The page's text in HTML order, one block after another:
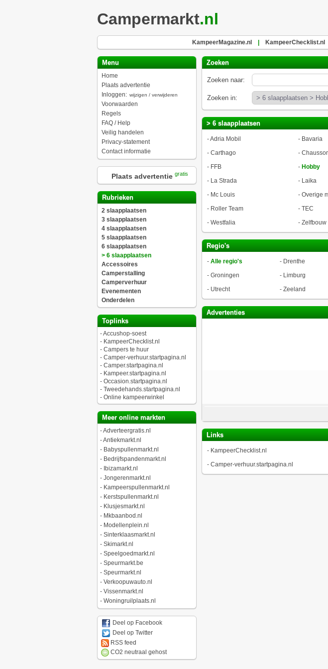
Campermarkt.nl
KampeerMagazine.nl KampeerChecklist.nl
Menu
Home
Plaats advertentie
Inloggen: wijzigen / verwijderen
Voorwaarden
Regels
FAQ / Help
Veilig handelen
Privacy-statement
Contact informatie
Plaats advertentie gratis
Rubrieken
2 slaapplaatsen
3 slaapplaatsen
4 slaapplaatsen
5 slaapplaatsen
6 slaapplaatsen
> 6 slaapplaatsen
Accessoires
Camperstalling
Camperverhuur
Evenementen
Onderdelen
Toplinks
-Accushop-soest
- KampeerChecklist.nl
- Campers te huur
- Camper-verhuur.startpagina.nl
- Camper.startpagina.nl
- Kampeer.startpagina.nl
- Occasion.startpagina.nl
- Tweedehands.startpagina.nl
- Online kampeerwinkel
Meer online markten
-Adverteergratis.nl
-Antiekmarkt.nl
- Babyspullenmarkt.nl
- Bedrijfspandenmarkt.nl
- Ibizamarkt.nl
- Jongerenmarkt.nl
- Kampeerspullenmarkt.nl
- Kerstspullenmarkt.nl
- Klusjesmarkt.nl
- Mkbaanbod.nl
- Modellenplein.nl
- Sinterklaasmarkt.nl
- Skimarkt.nl
- Speelgoedmarkt.nl
- Speurmarkt.be
- Speurmarkt.nl
- Verkoopuwauto.nl
- Vissenmarkt.nl
- Woningruilplaats.nl
Deel op Facebook
Deel op Twitter
RSS feed
CO2 neutraal gehost
Zoeken
Zoeken naar:
Zoeken in:
> 6 slaapplaatsen
-Adria Mobil - Bavaria
- Carthago -
- FFB - Hobby
- La Strada - Laika
- Mc Louis - Overige
- Roller Team - TEC
- Westfalia - Zelfbouw
Regio's
- Alle regio's - Drenthe
- Groningen - Limburg
- Utrecht - Zeeland
Advertenties
Links
- KampeerChecklist.nl
- Camper-verhuur.startpagina.nl